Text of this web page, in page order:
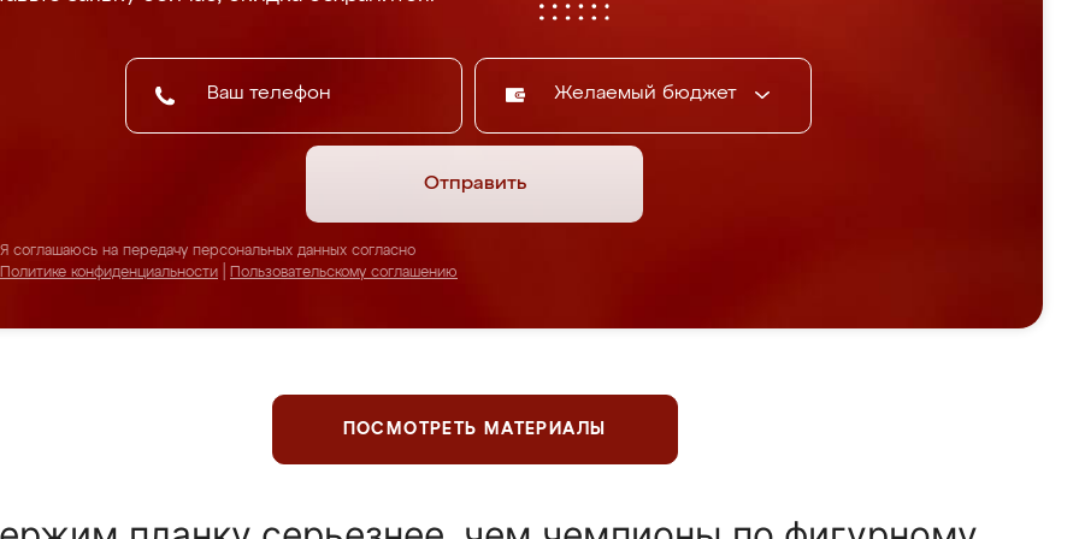
Желаемый бюджет
Отправить
Я соглашаюсь на передачу персональных данных согласно
Политике конфиденциальности
Пользовательскому соглашению
ПОСМОТРЕТЬ МАТЕРИАЛЫ